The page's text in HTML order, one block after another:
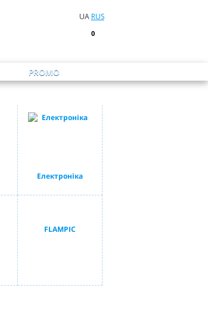
UA RUS
0
PROMO
Електроніка
FLAMPIC